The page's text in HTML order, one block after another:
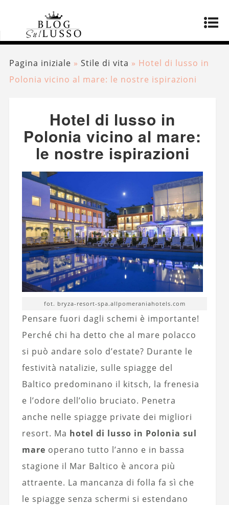
Pagina iniziale » Stile di vita » Hotel di lusso in
Polonia vicino al mare: le nostre ispirazioni
Hotel di lusso in
Polonia vicino al mare:
le nostre ispirazioni
fot. bryza-resort-spa.allpomeraniahotels.com
Pensare fuori dagli schemi è importante!
Perché chi ha detto che al mare polacco
si può andare solo d’estate? Durante le
festività natalizie, sulle spiagge del
Baltico predominano il kitsch, la frenesia
e l’odore dell’olio bruciato. Penetra
anche nelle spiagge private dei migliori
resort. Ma hotel di lusso in Polonia sul
mare operano tutto l’anno e in bassa
stagione il Mar Baltico è ancora più
attraente. La mancanza di folla fa sì che
le spiagge senza schermi si estendano